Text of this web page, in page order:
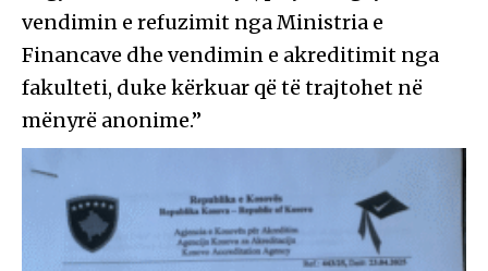
vendimin e refuzimit nga Ministria e
Financave dhe vendimin e akreditimit nga
fakulteti, duke kërkuar që të trajtohet në
mënyrë anonime.”